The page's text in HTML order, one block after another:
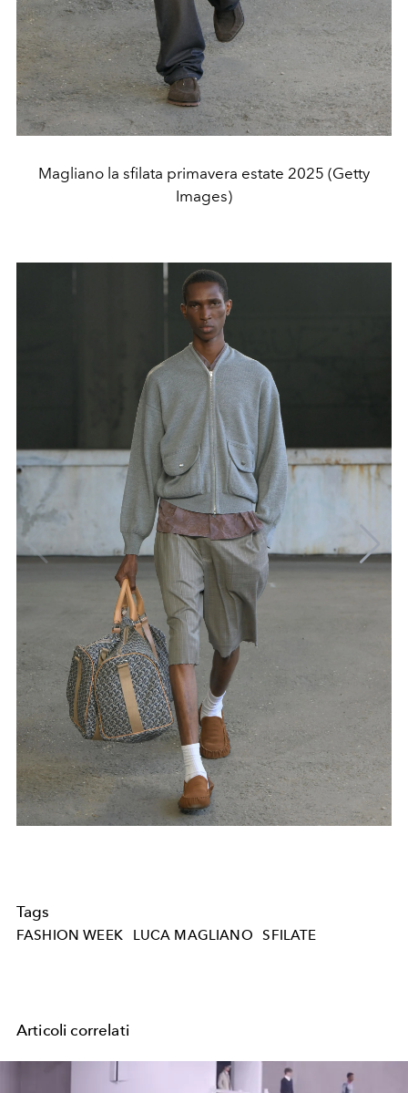
Magliano la sfilata primavera estate 2025 (Getty
Images)
Tags
FASHION WEEK LUCA MAGLIANO SFILATE
Articoli correlati